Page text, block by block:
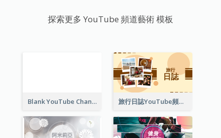
探索更多 YouTube 頻道藝術 模板
Blank YouTube Channel Art 旅行日誌YouTube頻道圖片